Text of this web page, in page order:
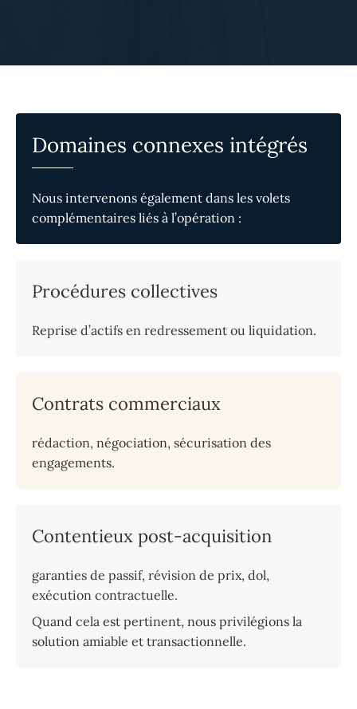
Domaines connexes intégrés
Nous intervenons également dans les volets
complémentaires liés à l’opération :
Procédures collectives
Reprise d’actifs en redressement ou liquidation.
Contrats commerciaux
rédaction, négociation, sécurisation des
engagements.
Contentieux post-acquisition
garanties de passif, révision de prix, dol,
exécution contractuelle.
Quand cela est pertinent, nous privilégions la
solution amiable et transactionnelle.